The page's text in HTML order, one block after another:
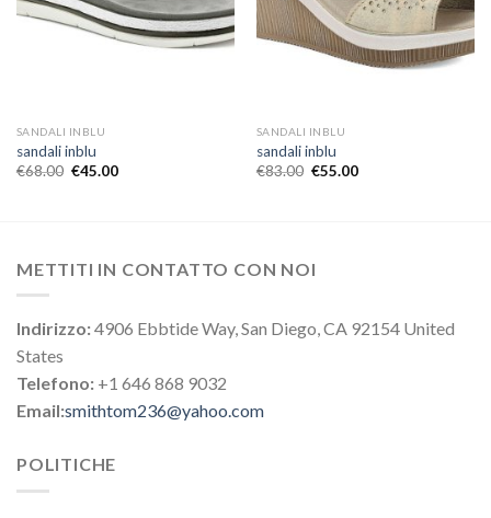
SANDALI INBLU
sandali inblu
€68.00 €45.00
SANDALI INBLU
sandali inblu
€83.00 €55.00
METTITI IN CONTATTO CON NOI
Indirizzo:4906 Ebbtide Way, San Diego, CA 92154 United
States
Telefono: +1 646 868 9032
Email:smithtom236@yahoo.com
POLITICHE